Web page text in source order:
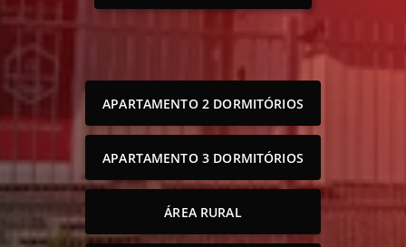
APARTAMENTO 2 DORMITÓRIOS
APARTAMENTO 3 DORMITÓRIOS
ÁREA RURAL